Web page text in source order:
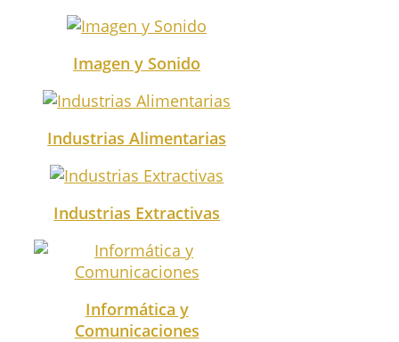
Imagen y Sonido
Industrias Alimentarias
Industrias Extractivas
Informática y
Comunicaciones